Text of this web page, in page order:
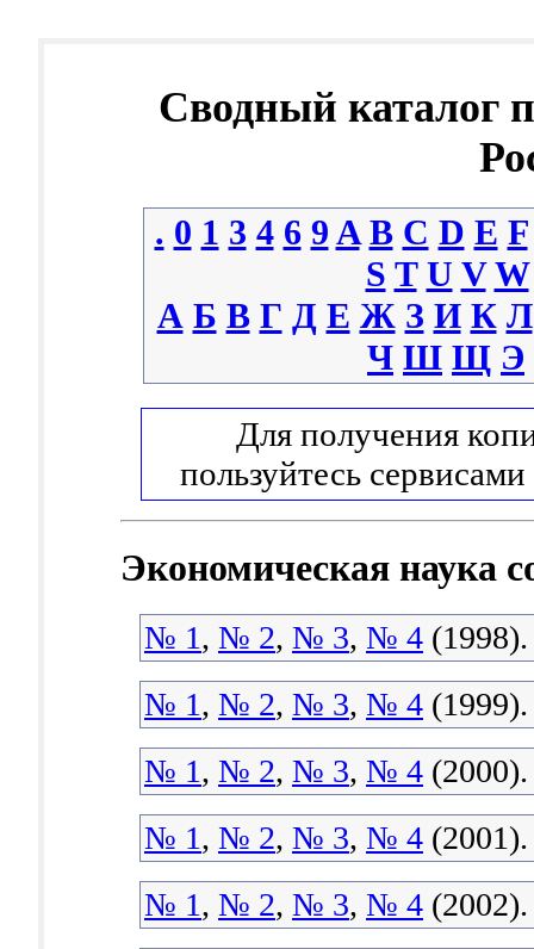
Сводный каталог
. 0 1 3 4 6 9 A B C D E F
S T U V W
А Б В Г Д Е Ж З И К Л
Ч Ш Щ Э
Для получения
пользуйтесь сервисами
Экономическая наука
№ 1, № 2, № 3, № 4 (1998).
№ 1, № 2, № 3, № 4 (1999).
№ 1, № 2, № 3, № 4 (2000).
№ 1, № 2, № 3, № 4 (2001).
№ 1, № 2, № 3, № 4 (2002).